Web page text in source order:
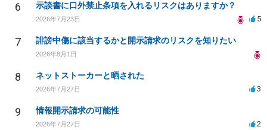
6 示談書に口外禁止条項を入れるリスクはありますか？
2026年7月23日 5
7 誹謗中傷に該当するかと開示請求のリスクを知りたい
2026年8月1日
8 ネットストーカーと晒された
2026年7月27日 3
9 情報開示請求の可能性
2026年7月27日 2